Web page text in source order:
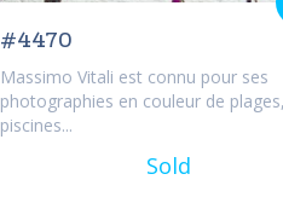
#4470
Massimo Vitali est connu pour ses
photographies en couleur de
piscines...
Sold